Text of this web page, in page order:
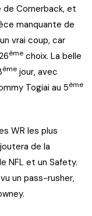
Cornerback, et
manquante de
vrai coup, car
ème choix. La belle
ème jour, avec
Togiai au 5ème
WR les plus
de la
NFL et un Safety.
un pass-rusher,